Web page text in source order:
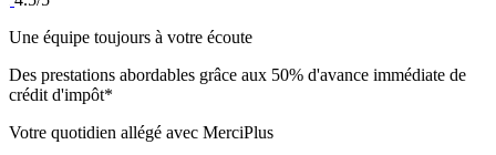
Une équipe toujours à votre écoute
Des prestations abordables grâce aux 50% d'avance immédiate de
crédit d'impôt*
Votre quotidien allégé avec MerciPlus